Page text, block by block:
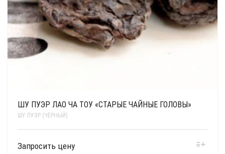
ШУ ПУЭР ЛАО ЧА ТОУ «СТАРЫЕ ЧАЙНЫЕ ГОЛОВЫ»
ШУ ПУЭР (ЧЁРНЫЙ)
Запросить цену